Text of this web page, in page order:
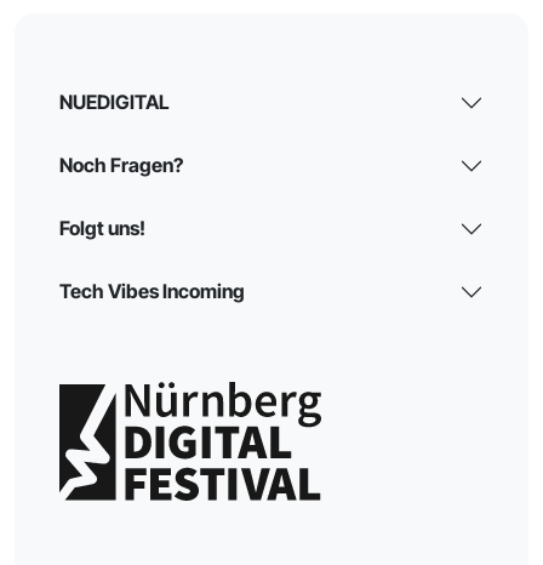
NUEDIGITAL
Noch Fragen?
Folgt uns!
Tech Vibes Incoming